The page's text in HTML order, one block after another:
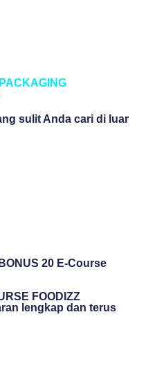
sulit Anda cari di luar
20 E-Course
FOODIZZ
lengkap dan terus